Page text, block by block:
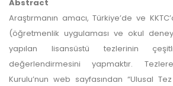
Abstract
Araştırmanın amacı, Türkiye’de ve
(öğretmenlik uygulaması ve okul
yapılan lisansüstü tezlerinin
değerlendirmesini yapmaktır.
Kurulu’nun web sayfasından “Ulusal Tez